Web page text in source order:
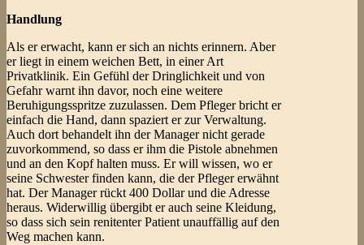
Handlung
Als er erwacht, kann er sich an nichts erinnern. Aber
er liegt in einem weichen Bett, in einer Art
Privatklinik. Ein Gefühl der Dringlichkeit und von
Gefahr warnt ihn davor, noch eine weitere
Beruhigungsspritze zuzulassen. Dem Pfleger bricht er
einfach die Hand, dann spaziert er zur Verwaltung.
Auch dort behandelt ihn der Manager nicht gerade
zuvorkommend, so dass er ihm die Pistole abnehmen
und an den Kopf halten muss. Er will wissen, wo er
seine Schwester finden kann, die der Pfleger erwähnt
hat. Der Manager rückt 400 Dollar und die Adresse
heraus. Widerwillig übergibt er auch seine Kleidung,
so dass sich sein renitenter Patient unauffällig auf den
Weg machen kann.